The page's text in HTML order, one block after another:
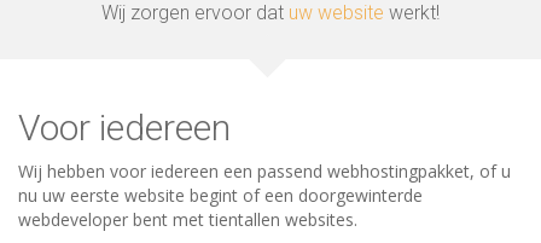
Wij zorgen ervoor dat uw website werkt!
Voor iedereen
Wij hebben voor iedereen een passend webhostingpakket, of u
nu uw eerste website begint of een doorgewinterde
webdeveloper bent met tientallen websites.